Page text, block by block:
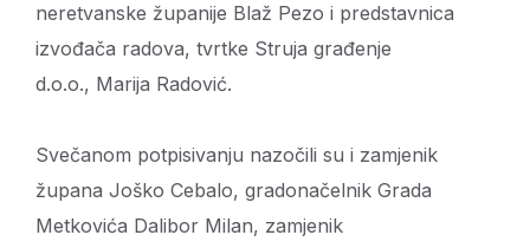
neretvanske županije Blaž Pezo i predstavnica
izvođača radova, tvrtke Struja građenje
d.o.o., Marija Radović.
Svečanom potpisivanju nazočili su i zamjenik
župana Joško Cebalo, gradonačelnik Grada
Metkovića Dalibor Milan, zamjenik